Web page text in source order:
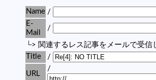
Name /
E-
Mail
/
└> 関連するレス記事をメールで受信
Title
/
URL
/